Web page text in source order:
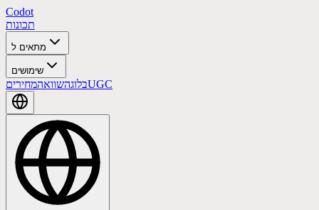
Codot
תכונות
מתאים ל
שימושים
בלוגהשוואהמחירים UGC